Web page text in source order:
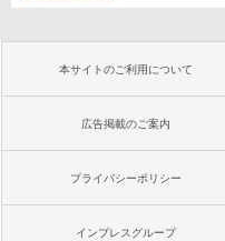
本サイトのご利用について
広告掲載のご案内
プライバシーポリシー
インプレスグループ